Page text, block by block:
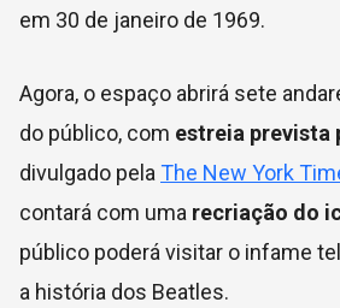
em 30 de janeiro de 1969.
Agora, o espaço abrirá sete
do público, com estreia prevista
divulgado pela The New York
contará com uma recriação do
público poderá visitar o infame
a história dos Beatles.